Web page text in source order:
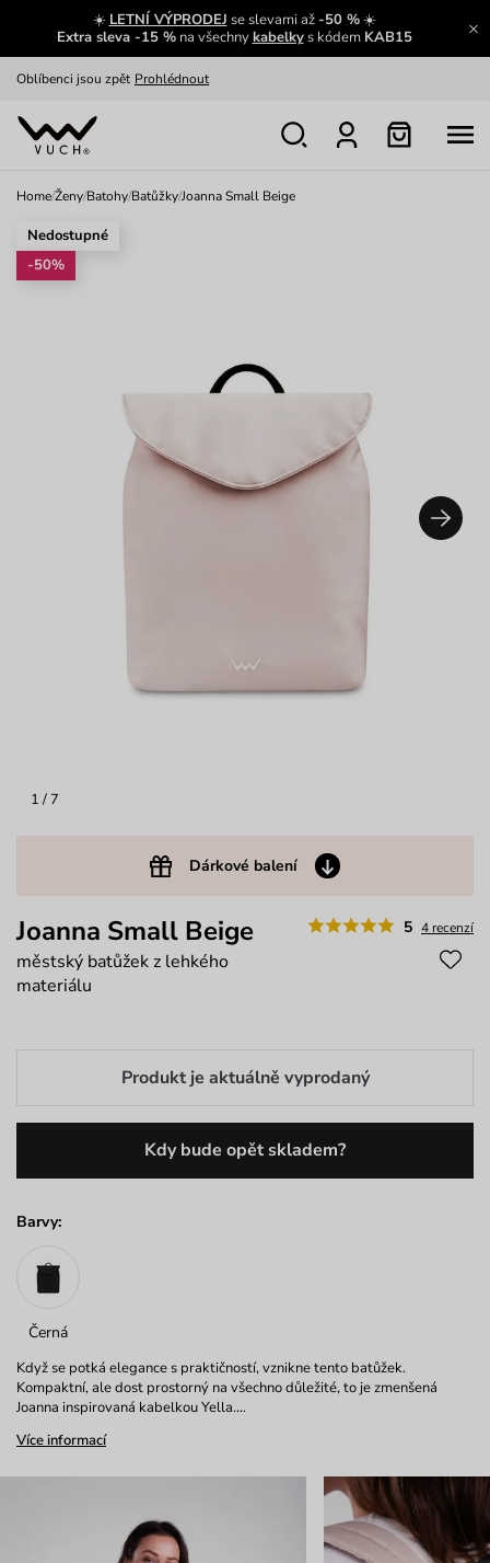
☀️ LETNÍ VÝPRODEJ se slevami až -50 %☀️
Extra sleva -15 %na všechnykabelkys kódem KAB15
Výměna a vrácení zdarma Zobrazit
Oblíbenci jsou zpět Prohlédnout
Nech se inspirovat
Home/Ženy/Batohy/Batůžky/Joanna Small Beige
1 / 7
Dárkové balení
Nedostupné
-50%
5 4 recenzí
Joanna Small Beige
městský batůžek z lehkého
materiálu
Produkt je aktuálně vyprodaný
Kdy bude opět skladem?
Barvy:
Černá
Když se potká elegance s praktičností, vznikne tento batůžek.
Kompaktní, ale dost prostorný na všechno důležité, to je zmenšená
Joanna inspirovaná kabelkou Yella.…
Více informací